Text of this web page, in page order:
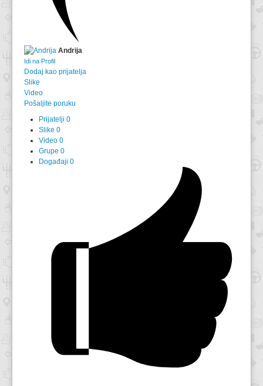
Andrija
Idi na Profil
Dodaj kao prijatelja
Slike
Video
Pošaljite poruku
Prijatelji 0
Slike 0
Video 0
Grupe 0
Događaji 0